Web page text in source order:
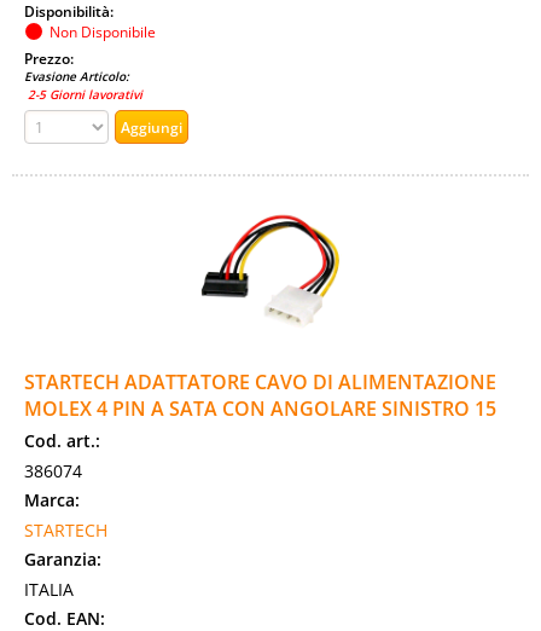
Disponibilità:
Non Disponibile
Prezzo:
Evasione Articolo:
2-5 Giorni lavorativi
STARTECH ADATTATORE CAVO DI ALIMENTAZIONE
MOLEX 4 PIN A SATA CON ANGOLARE SINISTRO 15
Cod. art.:
386074
Marca:
STARTECH
Garanzia:
ITALIA
Cod. EAN: